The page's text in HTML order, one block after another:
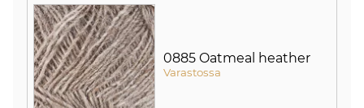
0885 Oatmeal heather
Varastossa